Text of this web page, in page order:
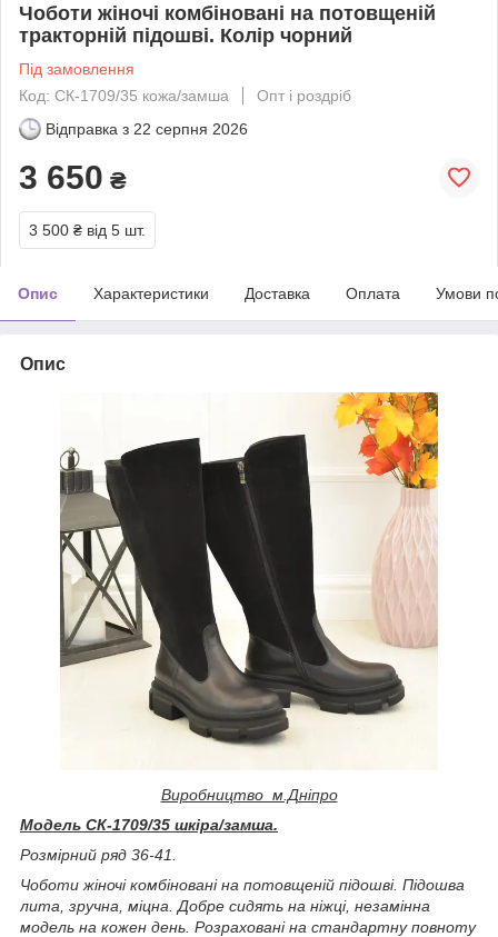
Чоботи жіночі комбіновані на потовщеній
тракторній підошві. Колір чорний
Під замовлення
Код: СК-1709/35 кожа/замша
Опт і роздріб
Відправка з 22 серпня 2026
3 650 ₴
3 500 ₴ від 5 шт.
Опис Характеристики Доставка Оплата Умови
Опис
Виробництво м.Дніпро
Модель СК-1709/35 шкіра/замша.
Розмірний ряд 36-41.
Чоботи жіночі комбіновані на потовщеній підошві. Підошва
лита, зручна, міцна. Добре сидять на ніжці, незамінна
модель на кожен день. Розраховані на стандартну повноту